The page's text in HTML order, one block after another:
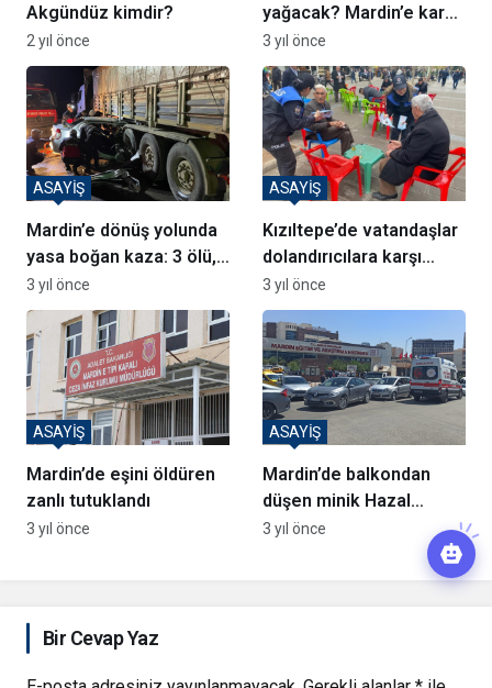
Akgündüz kimdir?
2 yıl önce
yağacak? Mardin’e kar
ne zaman gelecek?
3 yıl önce
Mardin’e dönüş yolunda
yasa boğan kaza: 3 ölü,
2 yaralı
ASAYİŞ
3 yıl önce
Kızıltepe’de vatandaşlar
dolandırıcılara karşı
bilgilendirildi
ASAYİŞ
3 yıl önce
Mardin’de eşini öldüren
zanlı tutuklandı
ASAYİŞ
3 yıl önce
Mardin’de balkondan
düşen minik Hazal
hayatını kaybetti
ASAYİŞ
3 yıl önce
Bir Cevap Yaz